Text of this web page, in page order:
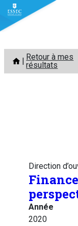
Aller
contenu
Retour à mes
résultats
Direction
Année
2020